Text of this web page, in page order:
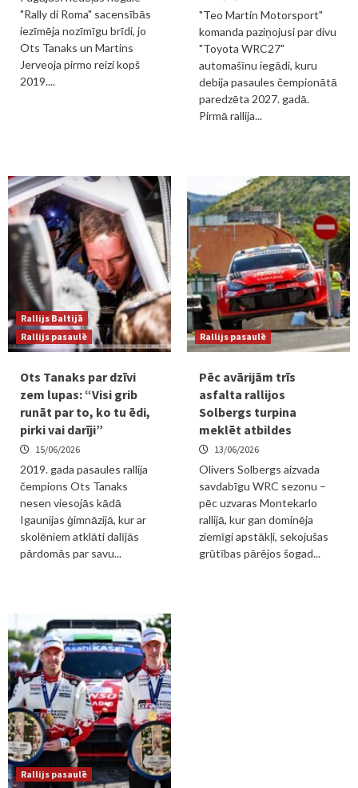
"Rally di Roma" sacensībās
iezīmēja nozīmīgu brīdi, jo
Ots Tanaks un Martins
Jerveoja pirmo reizi kopš
2019....
"Teo Martín Motorsport"
komanda paziņojusi par divu
"Toyota WRC27"
automašīnu iegādi, kuru
debija pasaules čempionātā
paredzēta 2027. gadā.
Pirmā rallija...
Rallijs Baltijā
Rallijs pasaulē
Ots Tanaks par dzīvi
zem lupas: “Visi grib
runāt par to, ko tu ēdi,
pirki vai darīji”
15/06/2026
2019. gada pasaules rallija
čempions Ots Tanaks
nesen viesojās kādā
Igaunijas ģimnāzijā, kur ar
skolēniem atklāti dalījās
pārdomās par savu...
Rallijs pasaulē
Pēc avārijām trīs
asfalta rallijos
Solbergs turpina
meklēt atbildes
13/06/2026
Olivers Solbergs aizvada
savdabīgu WRC sezonu –
pēc uzvaras Montekarlo
rallijā, kur gan dominēja
ziemīgi apstākļi, sekojušas
grūtības pārējos šogad...
Rallijs pasaulē